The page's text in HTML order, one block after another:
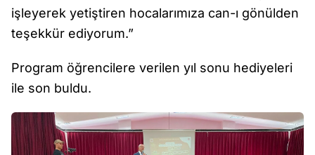
işleyerek yetiştiren hocalarımıza can-ı gönülden
teşekkür ediyorum.”
Program öğrencilere verilen yıl sonu hediyeleri
ile son buldu.